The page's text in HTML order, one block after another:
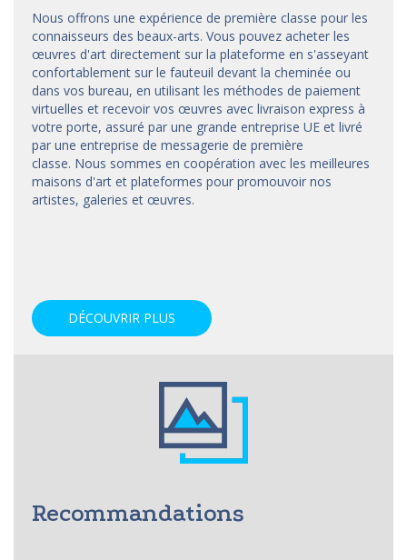
Nous offrons une expérience de première classe pour les
connaisseurs des beaux-arts. Vous pouvez acheter les
œuvres d'art directement sur la plateforme en s'asseyant
confortablement sur le fauteuil devant la cheminée ou
dans vos bureau, en utilisant les méthodes de paiement
virtuelles et recevoir vos œuvres avec livraison express à
votre porte, assuré par une grande entreprise UE et livré
par une entreprise de messagerie de première
classe. Nous sommes en coopération avec les meilleures
maisons d'art et plateformes pour promouvoir nos
artistes, galeries et œuvres.
DÉCOUVRIR PLUS
Recommandations